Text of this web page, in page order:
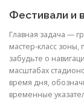
Фестивали и
Главная задача —
мастер-класс
забудьте о
масштабах
время дня,
временные